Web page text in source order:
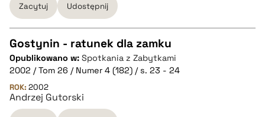
BIBTEX
pobierz cytat
Zacytuj Udostępnij
CZYSTY TEKST
pobierz cytat
Gostynin - ratunek dla zamku
Opublikowano w: Spotkania z Zabytkami
2002 / Tom 26 / Numer 4 (182) / s. 23 - 24
ROK: 2002
Andrzej Gutorski